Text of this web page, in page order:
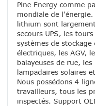
Pine Energy comme
mondiale de
lithium sont
secours UPS, les
systèmes de
électriques, les AGV,
balayeuses de rue,
lampadaires solaires
Nous possédons 4
travailleurs, tous les
inspectés. Support